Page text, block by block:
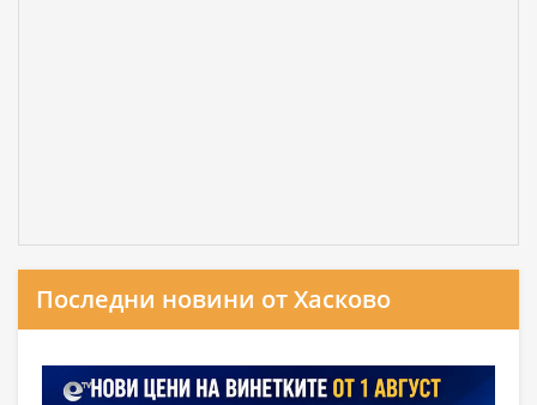
Последни новини от Хасково